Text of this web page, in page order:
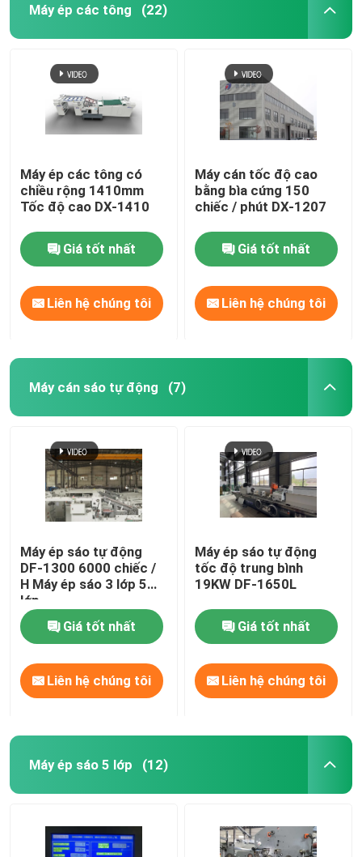
Máy ép các tông (22)
Máy ép các tông có
chiều rộng 1410mm
Tốc độ cao DX-1410
Giá tốt nhất
Liên hệ chúng tôi
Máy cán tốc độ cao
bằng bìa cứng 150
chiếc / phút DX-1207
Giá tốt nhất
Liên hệ chúng tôi
Máy cán sáo tự động (7)
Máy ép sáo tự động
DF-1300 6000 chiếc /
H Máy ép sáo 3 lớp 5
lớp
Giá tốt nhất
Liên hệ chúng tôi
Máy ép sáo tự động
tốc độ trung bình
19KW DF-1650L
Giá tốt nhất
Liên hệ chúng tôi
Máy ép sáo 5 lớp (12)